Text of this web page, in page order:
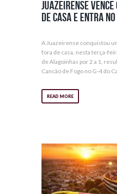
Juazeirense
de casa e entra no
A Juazeirense conquistou
fora de casa, nesta terça-
de Alagoinhas por 2 a 1,
Cancão de Fogo no G-4 do
READ MORE